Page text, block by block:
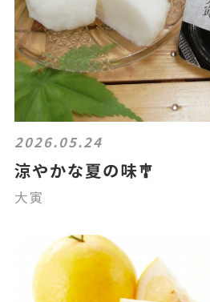
2026.05.24
涼やかな夏の味🎐
大寅